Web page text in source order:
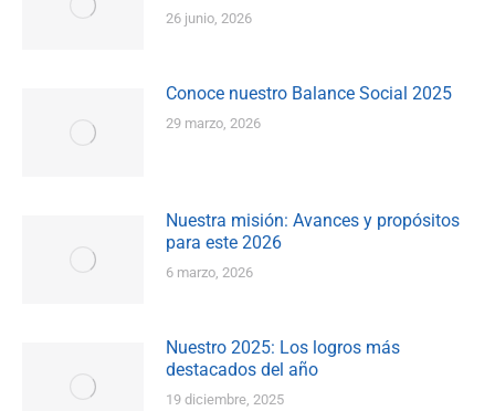
26 junio, 2026
Conoce nuestro Balance Social 2025
29 marzo, 2026
Nuestra misión: Avances y propósitos
para este 2026
6 marzo, 2026
Nuestro 2025: Los logros más
destacados del año
19 diciembre, 2025